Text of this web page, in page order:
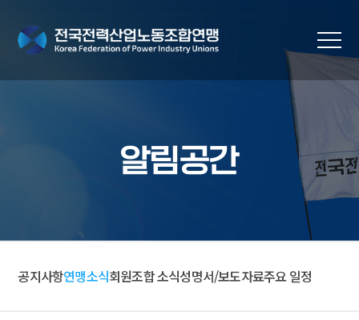
알림공간
공지사항연맹소식회원조합 소식성명서/보도자료주요 일정